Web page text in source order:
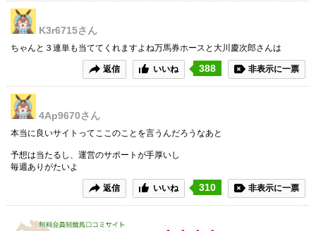
K3r6715さん
ちゃんと３連単も当ててくれますよね万馬券ホースと大川慶次郎さんは
返信 いいね 388 非表示に一票
4Ap9670さん
本当に良いサイトってここのことを言うんだろうなあと
予想は当たるし、運営のサポートが手厚いし
毎週ありがたいよ
返信 いいね 310 非表示に一票